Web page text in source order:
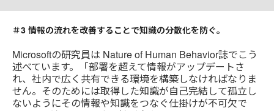
＃3 情報の流れを改善することで知識の分散化を防ぐ。
Microsoftの研究員は Nature of Human Behavior誌でこう
述べています。「部署を超えて情報がアップデートさ
れ、社内で広く共有できる環境を構築しなければなりま
せん。そのためには取得した知識が自己完結して孤立し
ないようにその情報や知識をつなぐ仕掛けが不可欠で